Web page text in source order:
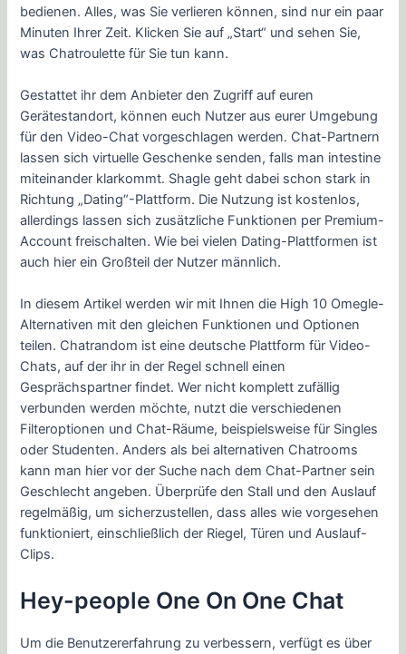
bedienen. Alles, was Sie verlieren können, sind nur ein paar
Minuten Ihrer Zeit. Klicken Sie auf „Start“ und sehen Sie,
was Chatroulette für Sie tun kann.
Gestattet ihr dem Anbieter den Zugriff auf euren
Gerätestandort, können euch Nutzer aus eurer Umgebung
für den Video-Chat vorgeschlagen werden. Chat-Partnern
lassen sich virtuelle Geschenke senden, falls man intestine
miteinander klarkommt. Shagle geht dabei schon stark in
Richtung „Dating“-Plattform. Die Nutzung ist kostenlos,
allerdings lassen sich zusätzliche Funktionen per Premium-
Account freischalten. Wie bei vielen Dating-Plattformen ist
auch hier ein Großteil der Nutzer männlich.
In diesem Artikel werden wir mit Ihnen die High 10 Omegle-
Alternativen mit den gleichen Funktionen und Optionen
teilen. Chatrandom ist eine deutsche Plattform für Video-
Chats, auf der ihr in der Regel schnell einen
Gesprächspartner findet. Wer nicht komplett zufällig
verbunden werden möchte, nutzt die verschiedenen
Filteroptionen und Chat-Räume, beispielsweise für Singles
oder Studenten. Anders als bei alternativen Chatrooms
kann man hier vor der Suche nach dem Chat-Partner sein
Geschlecht angeben. Überprüfe den Stall und den Auslauf
regelmäßig, um sicherzustellen, dass alles wie vorgesehen
funktioniert, einschließlich der Riegel, Türen und Auslauf-
Clips.
Hey-people One On One Chat
Um die Benutzererfahrung zu verbessern, verfügt es über